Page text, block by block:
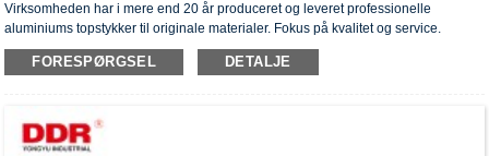
Virksomheden har i mere end 20 år produceret og leveret professionelle
aluminiums topstykker til originale materialer. Fokus på kvalitet og service.
Topstykkerne har opnået ISO16949-godkendelsescertifikater, "højtforseglet
topstykke", "cylinderhovedernes lange levetid" og fem andre
FORESPØRGSEL DETALJE